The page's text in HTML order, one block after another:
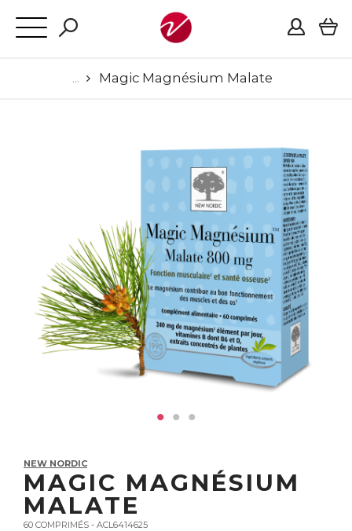
Magic Magnésium Malate
NEW NORDIC
MAGIC MAGNÉSIUM
MALATE
60 COMPRIMÉS - ACL6414625